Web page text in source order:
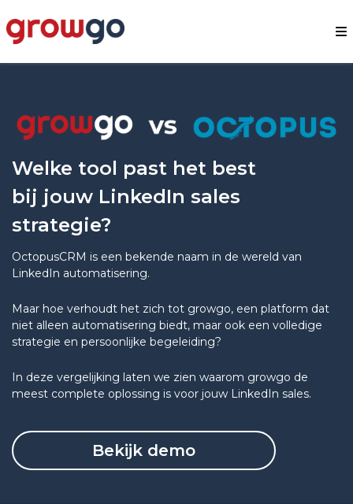
Welke tool past het best
bij jouw LinkedIn sales
strategie?
OctopusCRM is een bekende naam in de wereld van
LinkedIn automatisering.
Maar hoe verhoudt het zich tot growgo, een platform dat
niet alleen automatisering biedt, maar ook een volledige
strategie en persoonlijke begeleiding?
In deze vergelijking laten we zien waarom growgo de
meest complete oplossing is voor jouw LinkedIn sales.
Bekijk demo